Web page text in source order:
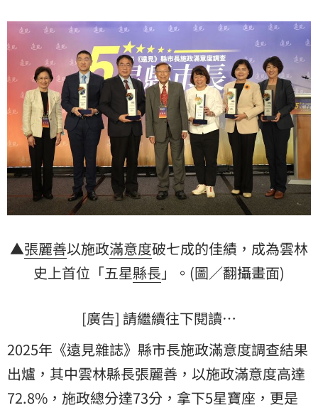
▲張麗善以施政滿意度破七成的佳績，成為雲林
史上首位「五星縣長 」。(圖／翻攝畫面)
[廣告] 請繼續往下閱讀…
2025年《遠見雜誌》縣市長施政滿意度調查結果
出爐，其中雲林縣長張麗善，以施政滿意度高達
72.8%，施政總分達73分，拿下5星寶座，更是